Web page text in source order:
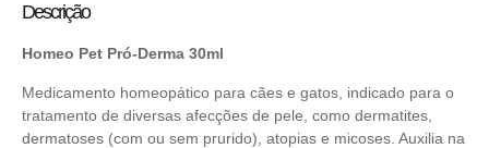
Descrição
Homeo Pet Pró-Derma 30ml
Medicamento homeopático para cães e gatos, indicado para o
tratamento de diversas afecções de pele, como dermatites,
dermatoses (com ou sem prurido), atopias e micoses. Auxilia na